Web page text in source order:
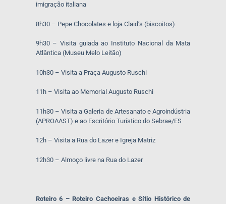
imigração italiana
8h30 – Pepe Chocolates e loja Claid’s (biscoitos)
9h30 – Visita guiada ao Instituto Nacional da Mata
Atlântica (Museu Melo Leitão)
10h30 – Visita a Praça Augusto Ruschi
11h – Visita ao Memorial Augusto Ruschi
11h30 – Visita a Galeria de Artesanato e Agroindústria
(APROAAST) e ao Escritório Turístico do Sebrae/ES
12h – Visita a Rua do Lazer e Igreja Matriz
12h30 – Almoço livre na Rua do Lazer
Roteiro 6 – Roteiro Cachoeiras e Sítio Histórico de